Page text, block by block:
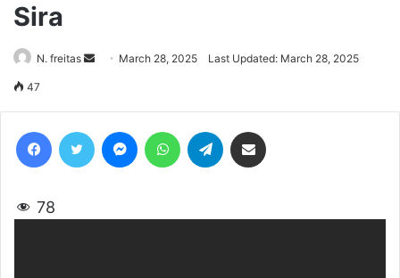
Sira
N. freitas
SendMarch 28, 2025 Last Updated: March 28, 2025
47
78